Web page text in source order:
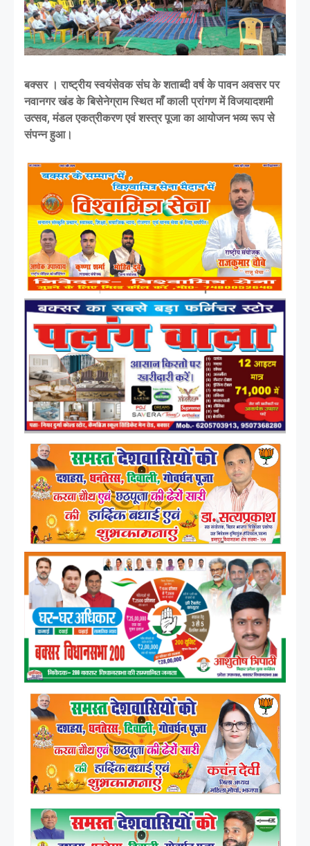
बक्सर । राष्ट्रीय स्वयंसेवक संघ के शताब्दी वर्ष के पावन अवसर पर
नवानगर खंड के बिसेनेग्राम स्थित माँ काली प्रांगण में विजयादशमी
उत्सव, मंडल एकत्रीकरण एवं शस्त्र पूजा का आयोजन भव्य रूप से
संपन्न हुआ।